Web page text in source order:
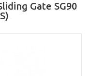
Gate SG90